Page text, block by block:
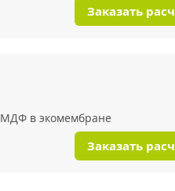
Заказать
МДФ в экомембране
Заказать